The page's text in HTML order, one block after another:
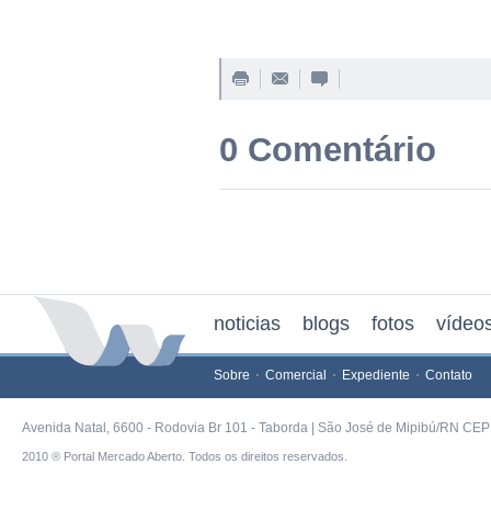
0 Comentário
noticias blogs fotos
Sobre Comercial Expediente Contato
Avenida Natal, 6600 - Rodovia Br 101 - Taborda | São José de Mipibú/RN
2010 ® Portal Mercado Aberto. Todos os direitos reservados.